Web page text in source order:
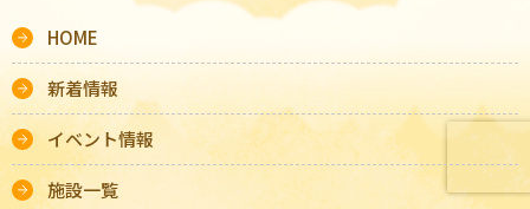
HOME
新着情報
イベント情報
施設一覧